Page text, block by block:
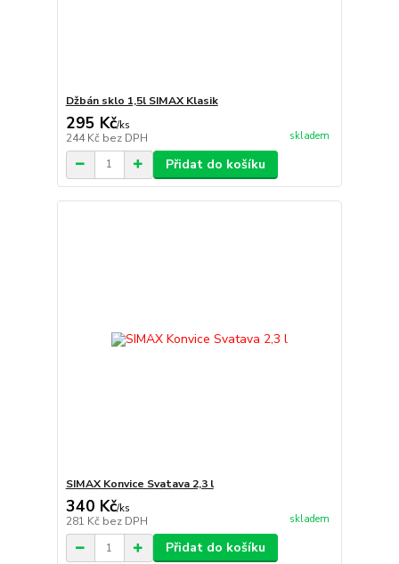
Džbán sklo 1,5l SIMAX Klasik
295 Kč/ks
244 Kč bez DPH skladem
Přidat do košíku
SIMAX Konvice Svatava 2,3 l
340 Kč/ks
281 Kč bez DPH skladem
Přidat do košíku